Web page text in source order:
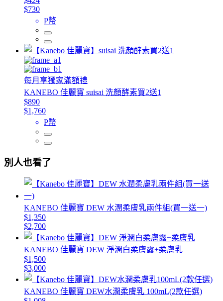
$730
P幣
每月享獨家滿額禮
KANEBO 佳麗寶 suisai 洗顏酵素買2送1
$890
$1,760
P幣
別人也看了
KANEBO 佳麗寶 DEW 水潤柔膚乳兩件組(買一送一)
$1,350
$2,700
KANEBO 佳麗寶 DEW 淨潤白柔膚露+柔膚乳
$1,500
$3,000
KANEBO 佳麗寶 DEW水潤柔膚乳 100mL(2款任選)